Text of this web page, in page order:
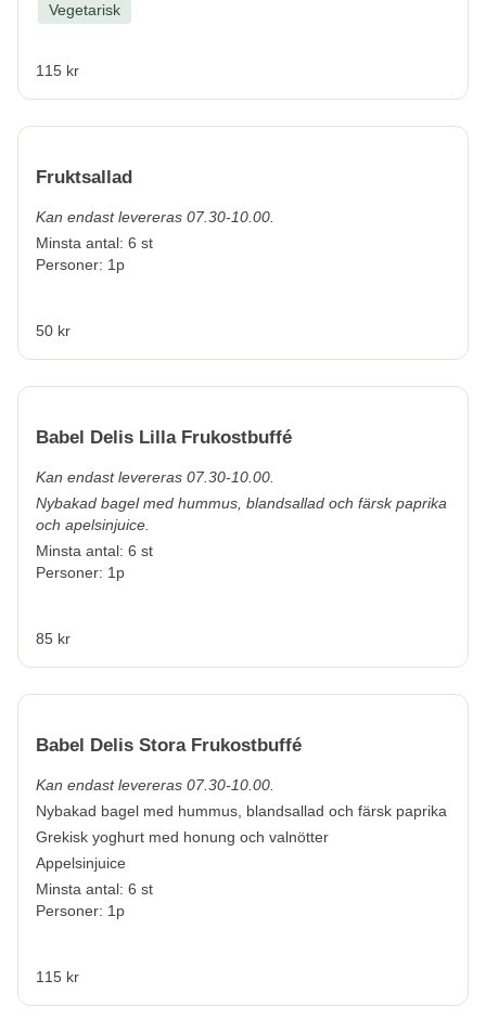
Vegetarisk
115 kr
Fruktsallad
Kan endast levereras 07.30-10.00.
Minsta antal: 6 st
Personer: 1p
50 kr
Babel Delis Lilla Frukostbuffé
Kan endast levereras 07.30-10.00.
Nybakad bagel med hummus, blandsallad och färsk paprika
och apelsinjuice.
Minsta antal: 6 st
Personer: 1p
85 kr
Babel Delis Stora Frukostbuffé
Kan endast levereras 07.30-10.00.
Nybakad bagel med hummus, blandsallad och färsk paprika
Grekisk yoghurt med honung och valnötter
Appelsinjuice
Minsta antal: 6 st
Personer: 1p
115 kr